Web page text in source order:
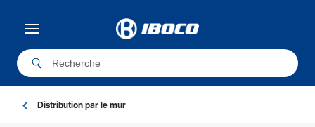
Distribution par le mur